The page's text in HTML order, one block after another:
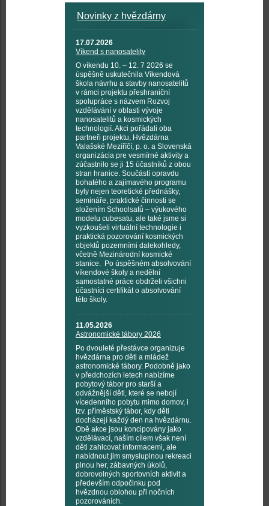
Novinky z hvězdárny
17.07.2026
Víkend s nanosatelity
O víkendu 10. – 12. 7 2026 se
úspěšně uskutečnila Víkendová
škola návrhu a stavby nanosatelitů
v rámci projektu přeshraniční
spolupráce s názvem Rozvoj
vzdělávání v oblasti vývoje
nanosatelitů a kosmických
technologií. Akci pořádali oba
partneři projektu, Hvězdárna
Valašské Meziříčí, p. o. a Slovenská
organizácia pre vesmírné aktivity a
zúčastnilo se ji 15 účastníků z obou
stran hranice. Součástí opravdu
bohatého a zajímavého programu
byly nejen teoretické přednášky,
semináře, praktické činnosti se
složením Schoolsatů – výukového
modelu cubesatu, ale také jsme si
vyzkoušeli virtuální technologie i
praktická pozorování kosmických
objektů pozemními dalekohledy,
včetně Mezinárodní kosmické
stanice. Po úspěšném absolvování
víkendové školy a nedělní
samostatné práce obdrželi všichni
účastníci certifikát o absolvování
této školy.
11.05.2026
Astronomické tábory 2026
Po dvouleté přestávce organizuje
hvězdárna pro děti a mládež
astronomické tábory. Podobně jako
v předchozích letech nabízíme
pobytový tábor pro starší a
odvážnější děti, které se nebojí
vícedenního pobytu mimo domov, i
tzv. příměstský tábor, kdy děti
docházejí každý den na hvězdárnu.
Obě akce jsou koncipovány jako
vzdělávací, naším cílem však není
děti zahlcovat informacemi, ale
nabídnout jim smysluplnou rekreaci
plnou her, zábavných úkolů,
dobrovolných sportovních aktivit a
především odpočinku pod
hvězdnou oblohou při nočních
pozorováních.